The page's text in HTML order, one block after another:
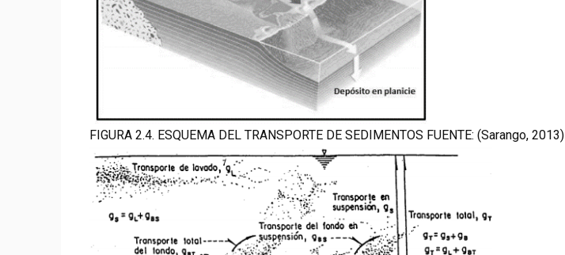
FIGURA 2.4. ESQUEMA DEL TRANSPORTE DE SEDIMENTOS FUENTE: (Sarango, 2013)